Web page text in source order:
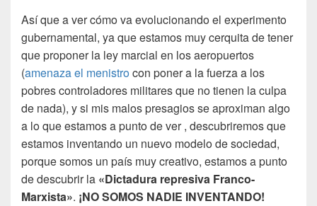
Así que a ver cómo va evolucionando el experimento
gubernamental, ya que estamos muy cerquita de tener
que proponer la ley marcial en los aeropuertos
(amenaza el menistrocon poner a la fuerza a los
pobres controladores militares que no tienen la culpa
de nada), y si mis malos presagios se aproximan algo
a lo que estamos a punto de ver , descubriremos que
estamos inventando un nuevo modelo de sociedad,
porque somos un país muy creativo, estamos a punto
de descubrir la «Dictadura represiva Franco-
Marxista». ¡NO SOMOS NADIE INVENTANDO!